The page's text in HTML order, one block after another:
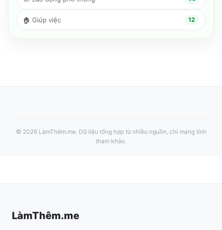
🏠 Giúp việc 12
© 2026 LàmThêm.me. Dữ liệu tổng hợp từ nhiều nguồn, chỉ mang tính
tham khảo.
LàmThêm.me